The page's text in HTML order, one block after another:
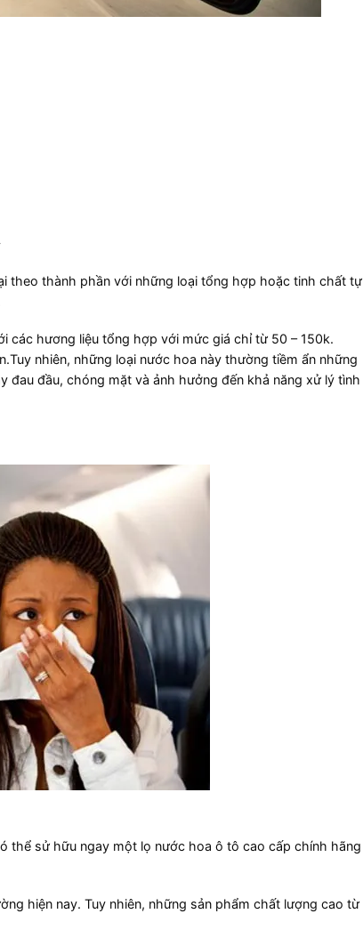
theo thành phần với những loại tổng hợp hoặc tinh chất tự
các hương liệu tổng hợp với mức giá chỉ từ 50 – 150k.
nhiên, những loại nước hoa này thường tiềm ẩn những
đầu, chóng mặt và ảnh hưởng đến khả năng xử lý tình
thể sử hữu ngay một lọ nước hoa ô tô cao cấp chính hãng
hiện nay. Tuy nhiên, những sản phẩm chất lượng cao từ